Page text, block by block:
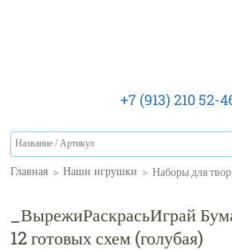
+7 (913) 210 52-
Главная > Наши игрушки > Наборы для
_ВырежиРаскрасьИграй
12 готовых схем (голубая)